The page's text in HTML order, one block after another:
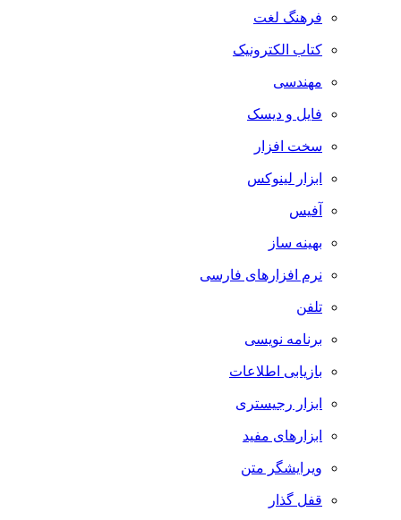
فرهنگ لغت
کتاب الکترونیک
مهندسی
فایل و دیسک
سخت افزار
ابزار لینوکس
آفیس
بهینه ساز
نرم افزارهای فارسی
تلفن
برنامه نویسی
بازیابی اطلاعات
ابزار رجیستری
ابزارهای مفید
ویرایشگر متن
قفل گذار